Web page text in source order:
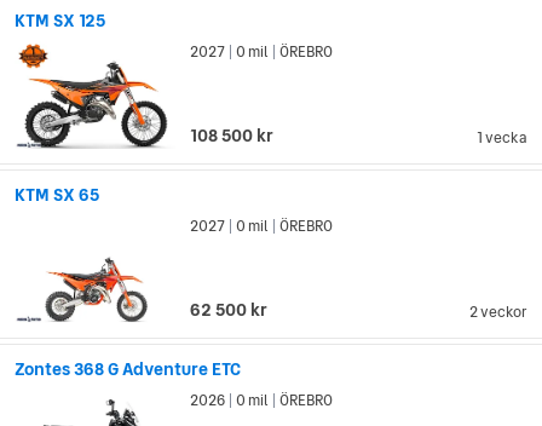
KTM SX 125
1 vecka
2027 0 mil ÖREBRO
108 500 kr
KTM SX 65
2 veckor
2027 0 mil ÖREBRO
62 500 kr
Zontes 368 G Adventure ETC
2026 0 mil ÖREBRO